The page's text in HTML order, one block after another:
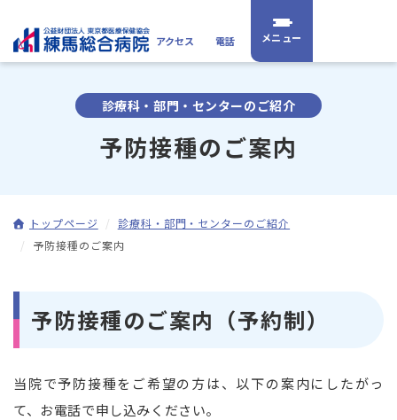
アクセス 電話
診療科・部門・センターのご紹介
予防接種のご案内
トップページ
診療科・部門・センターのご紹介
予防接種のご案内
予防接種のご案内（予約制）
当院で予防接種をご希望の方は、以下の案内にしたがっ
て、お電話で申し込みください。